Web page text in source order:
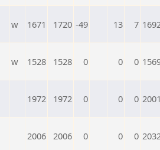
w 1671 1720 -49 13 7
w 1528 1528 0 0 0
1972 1972 0 0 0
2006 2006 0 0 0